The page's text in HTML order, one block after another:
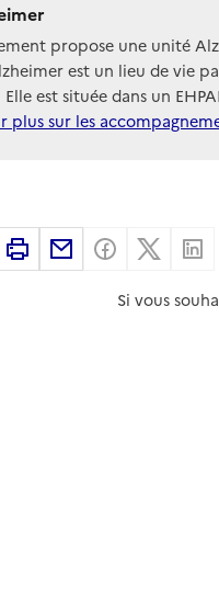
propose une unité
est un lieu de vie
est située dans un
plus sur les
ImprimerPartager par
Partager
Si vous